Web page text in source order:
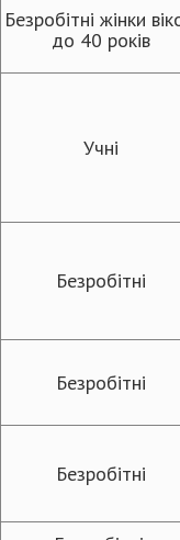
Безробітні жінки
до 40 років
Учні
Безробітні
Безробітні
Безробітні